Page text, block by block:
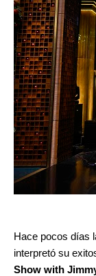
Hace pocos días
interpretó su
Show with